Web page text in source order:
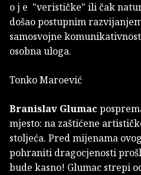
o j e "verističke" ili čak
došao postupnim
samosvojne
osobna uloga.
Tonko Maroević
Branislav Glumac
mjesto: na zaštićene
stoljeća. Pred mijenama
pohraniti dragocjenosti
bude kasno! Glumac strepi